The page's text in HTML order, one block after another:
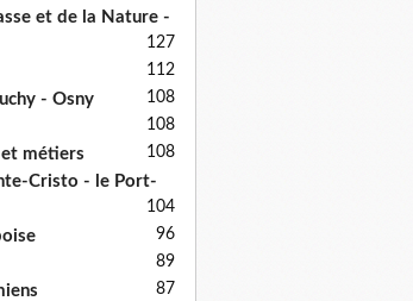
et de la Nature -
127
112
- Osny 108
108
métiers 108
Cristo - le Port-
104
96
89
87